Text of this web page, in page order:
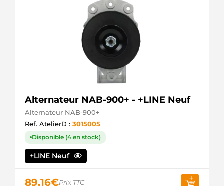
Alternateur NAB-900+ - +LINE Neuf
Alternateur NAB-900+
Ref. AtelierD : 3015005
Disponible (4 en stock)
+LINE Neuf
89,16€Prix TTC